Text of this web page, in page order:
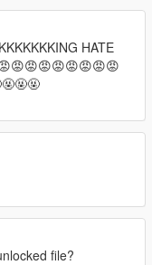
HATE
file?